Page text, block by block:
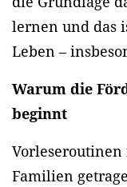
lernen und das
Leben –
Warum die
beginnt
Familien